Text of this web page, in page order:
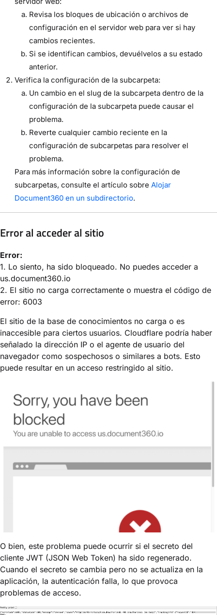
Revisa los bloques de ubicación o archivos de
configuración en el servidor web para ver si hay
cambios recientes.
Si se identifican cambios, devuélvelos a su estado
anterior.
Verifica la configuración de la subcarpeta:
Un cambio en el slug de la subcarpeta dentro de la
configuración de la subcarpeta puede causar el
problema.
Reverte cualquier cambio reciente en la
configuración de subcarpetas para resolver el
problema.
Para más información sobre la configuración de
subcarpetas, consulte el artículo sobre Alojar
Document360 en un subdirectorio.
Error al acceder al sitio
Error:
1. Lo siento, ha sido bloqueado. No puedes acceder a
us.document360.io
2. El sitio no carga correctamente o muestra el código de
error: 6003
El sitio de la base de conocimientos no carga o es
inaccesible para ciertos usuarios. Cloudflare podría haber
señalado la dirección IP o el agente de usuario del
navegador como sospechosos o similares a bots. Esto
puede resultar en un acceso restringido al sitio.
O bien, este problema puede ocurrir si el secreto del
cliente JWT (JSON Web Token) ha sido regenerado.
Cuando el secreto se cambia pero no se actualiza en la
aplicación, la autenticación falla, lo que provoca
problemas de acceso.